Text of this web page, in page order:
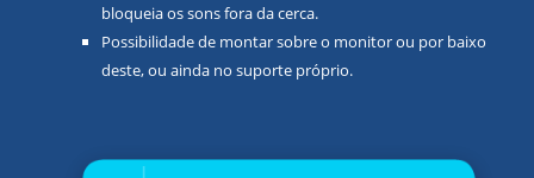
bloqueia os sons fora da cerca.
Possibilidade de montar sobre o monitor ou por baixo
deste, ou ainda no suporte próprio.